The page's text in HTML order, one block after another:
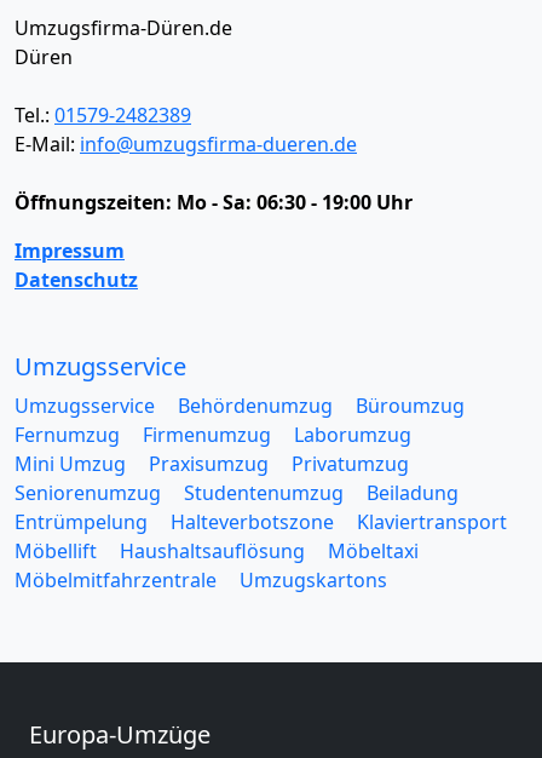
Umzugsfirma-Düren.de
Düren
Tel.: 01579-2482389
E-Mail: info@umzugsfirma-dueren.de
Öffnungszeiten: Mo - Sa: 06:30 - 19:00 Uhr
Impressum
Datenschutz
Umzugsservice
Umzugsservice Behördenumzug
Büroumzug
Fernumzug
Firmenumzug
Laborumzug
Mini Umzug
Praxisumzug
Privatumzug
Seniorenumzug
Studentenumzug
Beiladung
Entrümpelung
Halteverbotszone
Klaviertransport
Möbellift
Haushaltsauflösung
Möbeltaxi
Möbelmitfahrzentrale
Umzugskartons
Europa-Umzüge